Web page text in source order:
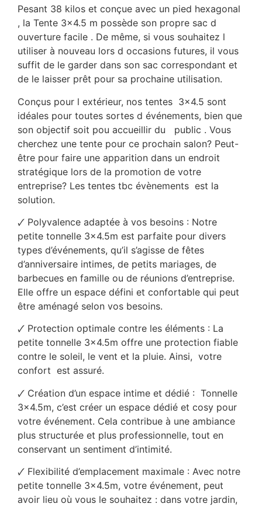
Pesant 38 kilos et conçue avec un pied hexagonal
, la Tente 3×4.5 m possède son propre sac d
ouverture facile . De même, si vous souhaitez l
utiliser à nouveau lors d occasions futures, il vous
suffit de le garder dans son sac correspondant et
de le laisser prêt pour sa prochaine utilisation.
Conçus pour l extérieur, nos tentes 3×4.5 sont
idéales pour toutes sortes d événements, bien que
son objectif soit pou accueillir du public . Vous
cherchez une tente pour ce prochain salon? Peut-
être pour faire une apparition dans un endroit
stratégique lors de la promotion de votre
entreprise? Les tentes tbc évènements est la
solution.
🗸 Polyvalence adaptée à vos besoins : Notre
petite tonnelle 3×4.5m est parfaite pour divers
types d’événements, qu’il s’agisse de fêtes
d’anniversaire intimes, de petits mariages, de
barbecues en famille ou de réunions d’entreprise.
Elle offre un espace défini et confortable qui peut
être aménagé selon vos besoins.
🗸 Protection optimale contre les éléments : La
petite tonnelle 3×4.5m offre une protection fiable
contre le soleil, le vent et la pluie. Ainsi, votre
confort est assuré.
🗸 Création d’un espace intime et dédié : Tonnelle
3×4.5m, c’est créer un espace dédié et cosy pour
votre événement. Cela contribue à une ambiance
plus structurée et plus professionnelle, tout en
conservant un sentiment d’intimité.
🗸 Flexibilité d’emplacement maximale : Avec notre
petite tonnelle 3×4.5m, votre événement, peut
avoir lieu où vous le souhaitez : dans votre jardin,